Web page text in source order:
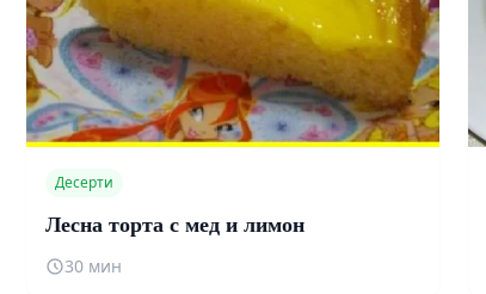
Десерти
Лесна торта с мед и лимон
30 мин